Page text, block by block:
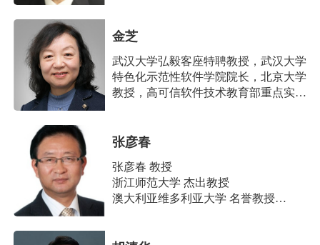
金芝
武汉大学弘毅客座特聘教授，武汉大学
特色化示范性软件学院院长，北京大学
教授，高可信软件技术教育部重点实验
张彦春
张彦春 教授
浙江师范大学 杰出教授
澳大利亚维多利亚大学 名誉教授